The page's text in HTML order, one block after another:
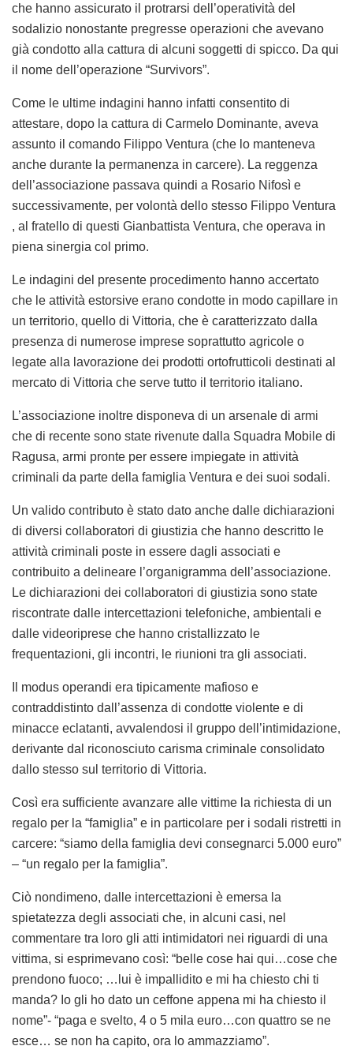
che hanno assicurato il protrarsi dell’operatività del
sodalizio nonostante pregresse operazioni che avevano
già condotto alla cattura di alcuni soggetti di spicco. Da qui
il nome dell’operazione “Survivors”.
Come le ultime indagini hanno infatti consentito di
attestare, dopo la cattura di Carmelo Dominante, aveva
assunto il comando Filippo Ventura (che lo manteneva
anche durante la permanenza in carcere). La reggenza
dell’associazione passava quindi a Rosario Nifosì e
successivamente, per volontà dello stesso Filippo Ventura
, al fratello di questi Gianbattista Ventura, che operava in
piena sinergia col primo.
Le indagini del presente procedimento hanno accertato
che le attività estorsive erano condotte in modo capillare in
un territorio, quello di Vittoria, che è caratterizzato dalla
presenza di numerose imprese soprattutto agricole o
legate alla lavorazione dei prodotti ortofrutticoli destinati al
mercato di Vittoria che serve tutto il territorio italiano.
L’associazione inoltre disponeva di un arsenale di armi
che di recente sono state rivenute dalla Squadra Mobile di
Ragusa, armi pronte per essere impiegate in attività
criminali da parte della famiglia Ventura e dei suoi sodali.
Un valido contributo è stato dato anche dalle dichiarazioni
di diversi collaboratori di giustizia che hanno descritto le
attività criminali poste in essere dagli associati e
contribuito a delineare l’organigramma dell’associazione.
Le dichiarazioni dei collaboratori di giustizia sono state
riscontrate dalle intercettazioni telefoniche, ambientali e
dalle videoriprese che hanno cristallizzato le
frequentazioni, gli incontri, le riunioni tra gli associati.
Il modus operandi era tipicamente mafioso e
contraddistinto dall’assenza di condotte violente e di
minacce eclatanti, avvalendosi il gruppo dell’intimidazione,
derivante dal riconosciuto carisma criminale consolidato
dallo stesso sul territorio di Vittoria.
Così era sufficiente avanzare alle vittime la richiesta di un
regalo per la “famiglia” e in particolare per i sodali ristretti in
carcere: “siamo della famiglia devi consegnarci 5.000 euro”
– “un regalo per la famiglia”.
Ciò nondimeno, dalle intercettazioni è emersa la
spietatezza degli associati che, in alcuni casi, nel
commentare tra loro gli atti intimidatori nei riguardi di una
vittima, si esprimevano così: “belle cose hai qui…cose che
prendono fuoco; …lui è impallidito e mi ha chiesto chi ti
manda? Io gli ho dato un ceffone appena mi ha chiesto il
nome”- “paga e svelto, 4 o 5 mila euro…con quattro se ne
esce… se non ha capito, ora lo ammazziamo”.